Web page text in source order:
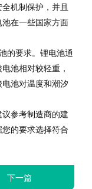
机制保护，并且
在一些国家方面
要求。锂电池通
池相对较轻重，
池对温度和潮汐
参考制造商的建
的要求选择符合
下一篇